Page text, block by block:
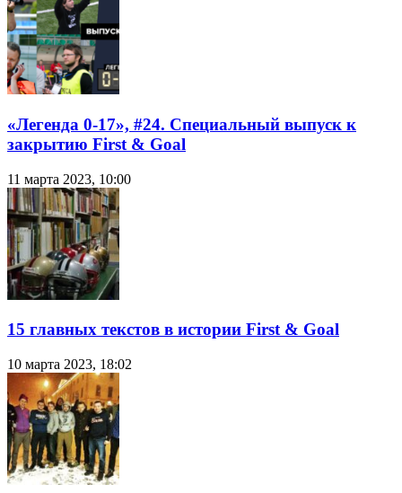
«Легенда 0-17», #24. Специальный выпуск к
закрытию First & Goal
11 марта 2023, 10:00
15 главных текстов в истории First & Goal
10 марта 2023, 18:02